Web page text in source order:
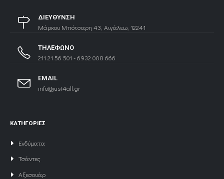
ΔΙΕΥΘΥΝΣΗ
Μάρκου Μπότσαρη 43, Αιγάλεω, 12241
ΤΗΛΕΦΩΝΟ
211 21 56 501 - 6932 008 666
EMAIL
info@just4all.gr
ΚΑΤΗΓΟΡΙΕΣ
Ενδύματα
Τσάντες
Αξεσουάρ